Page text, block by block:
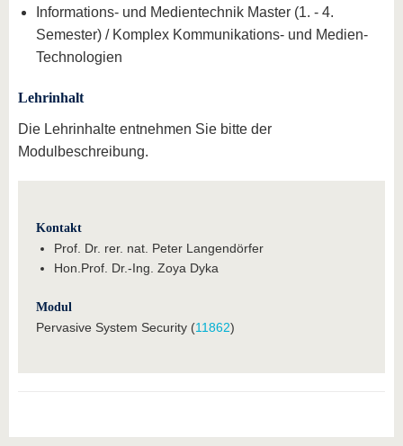
Informations- und Medientechnik Master (1. - 4.
Semester) / Komplex Kommunikations- und Medien-
Technologien
Lehrinhalt
Die Lehrinhalte entnehmen Sie bitte der
Modulbeschreibung.
Kontakt
Prof. Dr. rer. nat. Peter Langendörfer
Hon.Prof. Dr.-Ing. Zoya Dyka
Modul
Pervasive System Security (11862)